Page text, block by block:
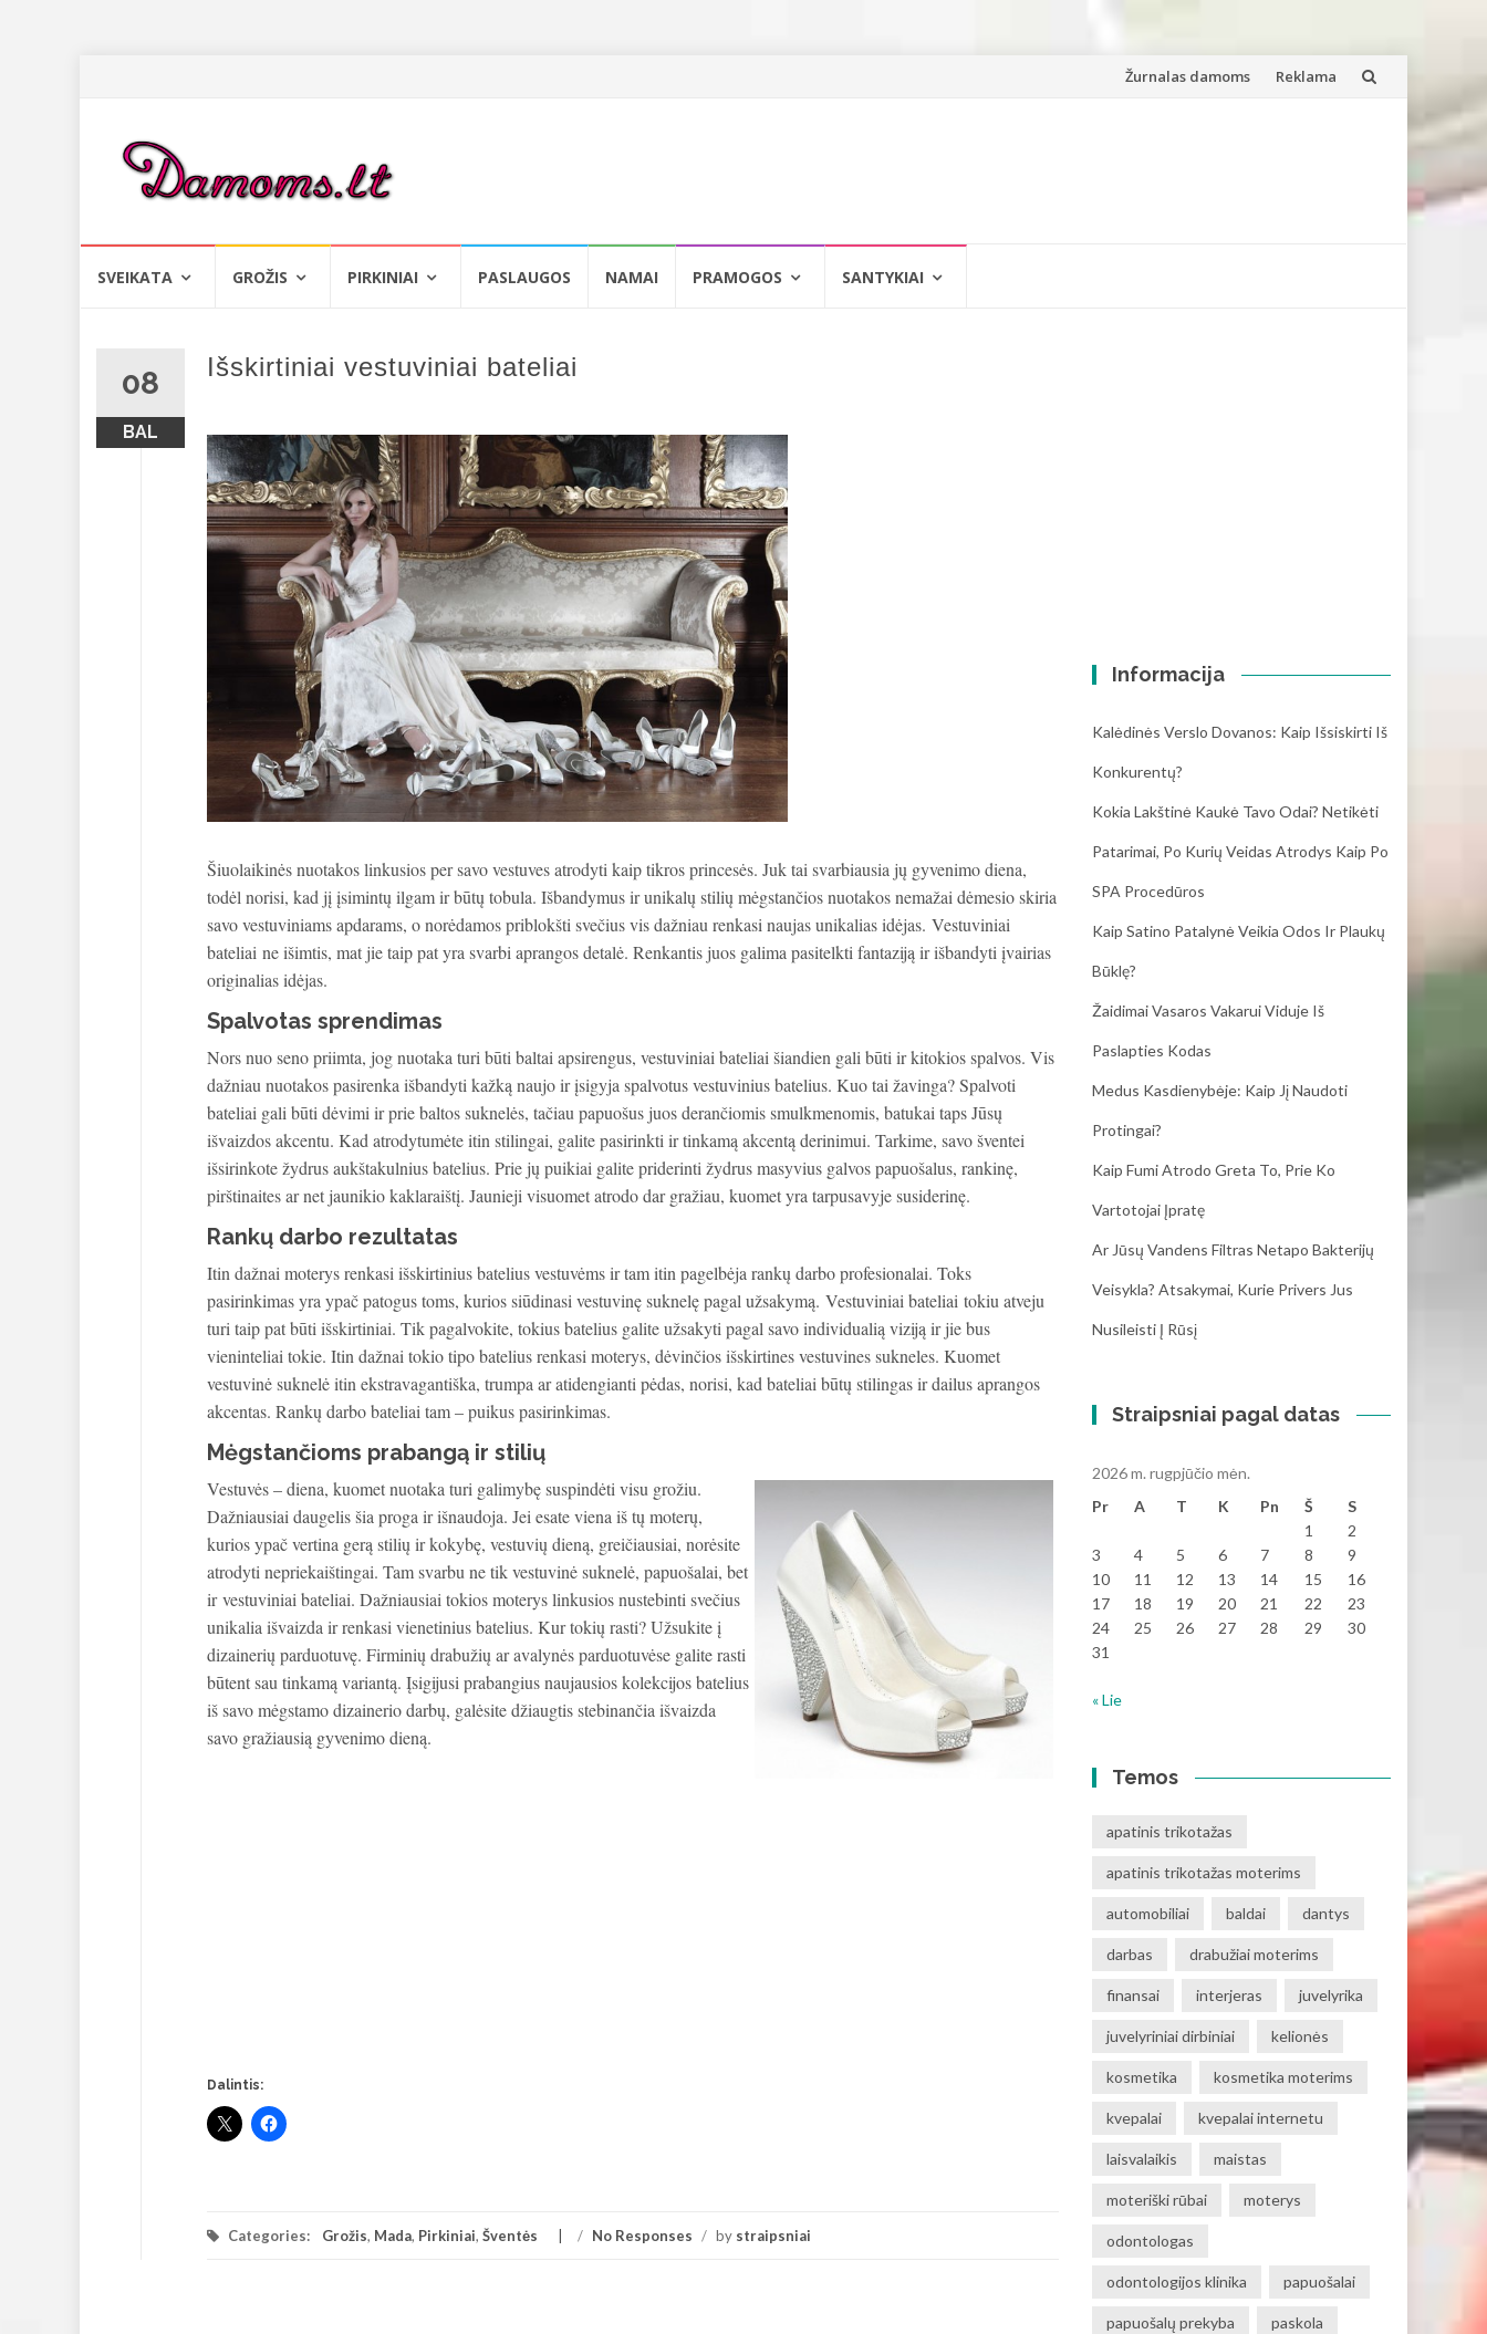
Skip
Žurnalas damoms Reklama
SVEIKATA GROŽIS PIRKINIAI PASLAUGOS NAMAI PRAMOGOS SANTYKIAI
08
BAL
Išskirtiniai vestuviniai bateliai
Šiuolaikinės nuotakos linkusios per savo vestuves atrodyti kaip tikros princesės. Juk tai svarbiausia jų gyvenimo diena,
todėl norisi, kad jį įsimintų ilgam ir būtų tobula. Išbandymus ir unikalų stilių mėgstančios nuotakos nemažai dėmesio skiria
savo vestuviniams apdarams, o norėdamos priblokšti svečius vis dažniau renkasi naujas unikalias idėjas. Vestuviniai
bateliai ne išimtis, mat jie taip pat yra svarbi aprangos detalė. Renkantis juos galima pasitelkti fantaziją ir išbandyti įvairias
originalias idėjas.
Spalvotas sprendimas
Nors nuo seno priimta, jog nuotaka turi būti baltai apsirengus, vestuviniai bateliai šiandien gali būti ir kitokios spalvos. Vis
dažniau nuotakos pasirenka išbandyti kažką naujo ir įsigyja spalvotus vestuvinius batelius. Kuo tai žavinga? Spalvoti
bateliai gali būti dėvimi ir prie baltos suknelės, tačiau papuošus juos derančiomis smulkmenomis, batukai taps Jūsų
išvaizdos akcentu. Kad atrodytumėte itin stilingai, galite pasirinkti ir tinkamą akcentą derinimui. Tarkime, savo šventei
išsirinkote žydrus aukštakulnius batelius. Prie jų puikiai galite priderinti žydrus masyvius galvos papuošalus, rankinę,
pirštinaites ar net jaunikio kaklaraištį. Jaunieji visuomet atrodo dar gražiau, kuomet yra tarpusavyje susiderinę.
Rankų darbo rezultatas
Itin dažnai moterys renkasi išskirtinius batelius vestuvėms ir tam itin pagelbėja rankų darbo profesionalai. Toks
pasirinkimas yra ypač patogus toms, kurios siūdinasi vestuvinę suknelę pagal užsakymą. Vestuviniai bateliai tokiu atveju
turi taip pat būti išskirtiniai. Tik pagalvokite, tokius batelius galite užsakyti pagal savo individualią viziją ir jie bus
vieninteliai tokie. Itin dažnai tokio tipo batelius renkasi moterys, dėvinčios išskirtines vestuvines sukneles. Kuomet
vestuvinė suknelė itin ekstravagantiška, trumpa ar atidengianti pėdas, norisi, kad bateliai būtų stilingas ir dailus aprangos
akcentas. Rankų darbo bateliai tam – puikus pasirinkimas.
Mėgstančioms prabangą ir stilių
Vestuvės – diena, kuomet nuotaka turi galimybę suspindėti visu grožiu.
Dažniausiai daugelis šia proga ir išnaudoja. Jei esate viena iš tų moterų,
kurios ypač vertina gerą stilių ir kokybę, vestuvių dieną, greičiausiai, norėsite
atrodyti nepriekaištingai. Tam svarbu ne tik vestuvinė suknelė, papuošalai, bet
ir vestuviniai bateliai. Dažniausiai tokios moterys linkusios nustebinti svečius
unikalia išvaizda ir renkasi vienetinius batelius. Kur tokių rasti? Užsukite į
dizainerių parduotuvę. Firminių drabužių ar avalynės parduotuvėse galite rasti
būtent sau tinkamą variantą. Įsigijusi prabangius naujausios kolekcijos batelius
iš savo mėgstamo dizainerio darbų, galėsite džiaugtis stebinančia išvaizda
savo gražiausią gyvenimo dieną.
Dalintis:
Categories: Grožis, Mada, Pirkiniai, Šventės / No Responses / by straipsniai
Informacija
Kalėdinės Verslo Dovanos: Kaip Išsiskirti Iš
Konkurentų?
Kokia Lakštinė Kaukė Tavo Odai? Netikėti
Patarimai, Po Kurių Veidas Atrodys Kaip Po
SPA Procedūros
Kaip Satino Patalynė Veikia Odos Ir Plaukų
Būklę?
Žaidimai Vasaros Vakarui Viduje Iš
Paslapties Kodas
Medus Kasdienybėje: Kaip Jį Naudoti
Protingai?
Kaip Fumi Atrodo Greta To, Prie Ko
Vartotojai Įpratę
Ar Jūsų Vandens Filtras Netapo Bakterijų
Veisykla? Atsakymai, Kurie Privers Jus
Nusileisti Į Rūsį
Straipsniai pagal datas
2026 m. rugpjūčio mėn.
Pr
A T K Pn Š
S
1
2
3
4 5 6 7 8
9
10
11 12 13 14 15
16
17
18 19 20 21 22
23
24
25 26 27 28 29
30
31
« Lie
Temos
apatinis trikotažas
apatinis trikotažas moterims
automobiliai baldai dantys
darbas drabužiai moterims
finansai interjeras juvelyrika
juvelyriniai dirbiniai kelionės
kosmetika kosmetika moterims
kvepalai kvepalai internetu
laisvalaikis maistas
moteriški rūbai moterys
odontologas
odontologijos klinika papuošalai
papuošalų prekyba paskola